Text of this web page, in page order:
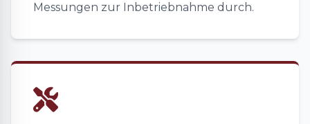
Messungen zur Inbetriebnahme durch.